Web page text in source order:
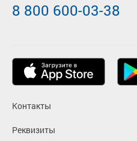
Контакты
Реквизиты
8 800 600-03-38